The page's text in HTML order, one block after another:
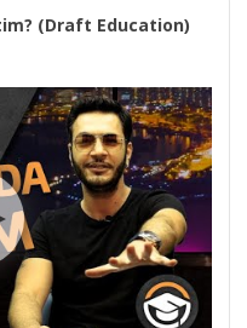
(Draft Education)